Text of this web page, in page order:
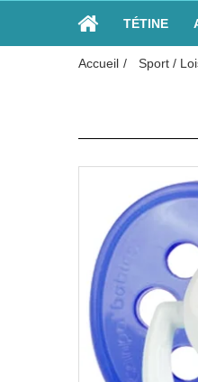
TÉTINE
Accueil Sport /